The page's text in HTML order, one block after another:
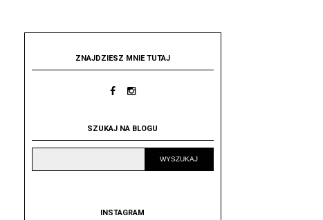
ZNAJDZIESZ MNIE TUTAJ
SZUKAJ NA BLOGU
INSTAGRAM